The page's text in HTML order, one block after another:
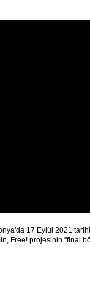
17 Eylül 2021
Free! projesinin "final